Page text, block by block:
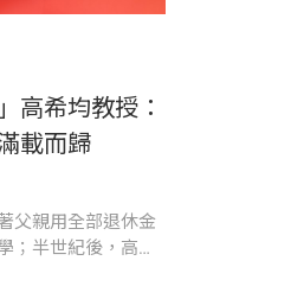
高希均教授：
載而歸
父親用全部退休金
；半世紀後，高教